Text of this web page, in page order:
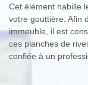
Cet élément habille
votre gouttière. Afin
immeuble, il est
ces planches de
confiée à un